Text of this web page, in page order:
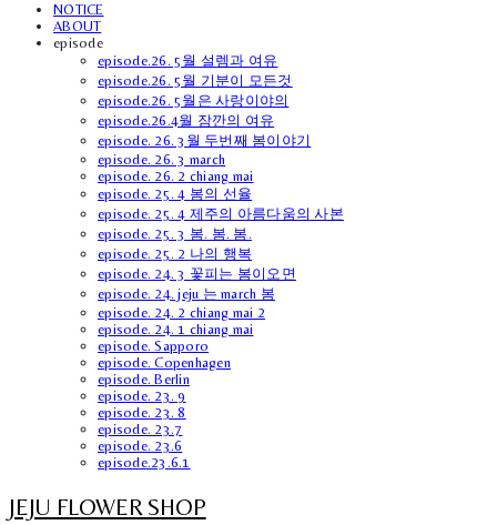
NOTICE
ABOUT
episode
episode.26. 5월 설렘과 여유
episode.26. 5월 기분이 모든것
episode.26. 5월은 사랑이야의
episode.26.4월 잠깐의 여유
episode. 26. 3월 두번째 봄이야기
episode. 26. 3 march
episode. 26. 2 chiang mai
episode. 25. 4 봄의 선율
episode. 25. 4 제주의 아름다움의 사본
episode. 25. 3 봄. 봄. 봄.
episode. 25. 2 나의 행복
episode. 24. 3 꽃피는 봄이오면
episode. 24. jeju 는 march 봄
episode. 24. 2 chiang mai 2
episode. 24. 1 chiang mai
episode. Sapporo
episode. Copenhagen
episode. Berlin
episode. 23. 9
episode. 23. 8
episode. 23.7
episode. 23.6
episode.23.6.1
JEJU FLOWER SHOP